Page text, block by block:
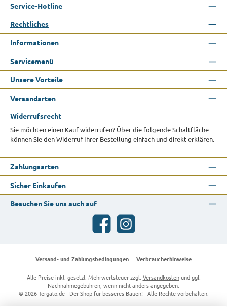
Service-Hotline
Rechtliches
Informationen
Servicemenü
Unsere Vorteile
Versandarten
Widerrufsrecht
Sie möchten einen Kauf widerrufen? Über die folgende Schaltfläche
können Sie den Widerruf Ihrer Bestellung einfach und direkt erklären.
Zahlungsarten
Sicher Einkaufen
Besuchen Sie uns auch auf
Facebook Instagram
Versand- und Zahlungsbedingungen Verbraucherhinweise
Alle Preise inkl. gesetzl. Mehrwertsteuer zzgl. Versandkostenund ggf.
Nachnahmegebühren, wenn nicht anders angegeben.
© 2026 Tergato.de - Der Shop für besseres Bauen! - Alle Rechte vorbehalten.